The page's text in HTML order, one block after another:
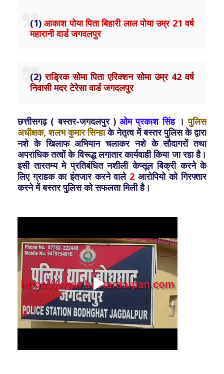
(1)आकाश पोया पिता बिहारी लाल पोया उम्र 21 वर्ष
महारानी वार्ड जगदलपुर
(2)राड्रिक सोमा पिता एरिक्शन सोमा उम्र 42 वर्ष
निवासी मदर टेरेसा वार्ड जगदलपुर
छत्तीसगढ़ ( बस्तर-जगदलपुर )ओम प्रकाश सिंह।पुलिस
अधीक्षक, शलभ कुमार सिन्हाके नेतृत्व मेें बस्तर पुलिस के द्वारा
नशे के खिलाफ अभियान चलाकर नशे के सौदागरों तथा
अपराधिक तत्वों के विरूद्ध लगातार कार्यवाही किया जा रहा है।
इसी तारतम्य मे प्रतिबंधित नशीली केप्सूल बिक्री करने के
लिए ग्राहक का इंतजार करने वाले 2 आरोपियो को गिरफ्तार
करने में बस्तर पुलिस को सफलता मिली है।